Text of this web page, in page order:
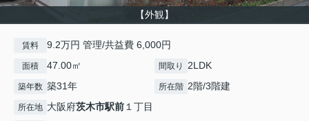
【外観】
賃料 9.2万円 管理/共益費 6,000円
面積 47.00㎡ 間取り 2LDK
築年数 築31年 所在階 2階/3階建
所在地 大阪府茨木市駅前１丁目